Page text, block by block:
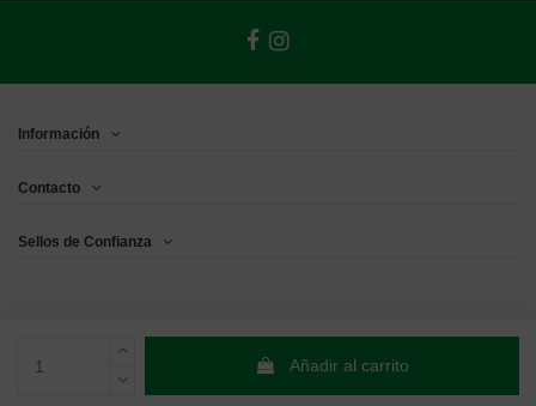
Añadir al carrito
Información
Contacto
Sellos de Confianza